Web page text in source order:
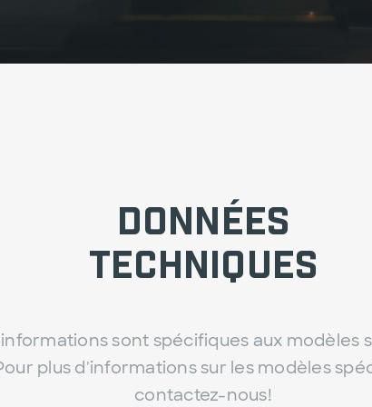
Données
techniques
sont spécifiques aux modèles
plus d'informations sur les modèles
contactez-nous!